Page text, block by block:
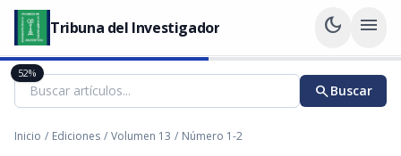
Tribuna del Investigador dark_mode menu
searchBuscar
Inicio / Ediciones / Volumen 13 / Número 1-2
52%